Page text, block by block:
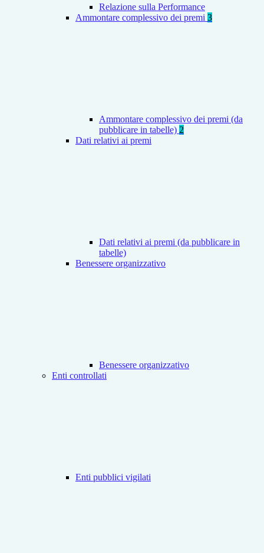
Relazione sulla Performance
Ammontare complessivo dei premi 3
Ammontare complessivo dei premi (da
pubblicare in tabelle) 2
Dati relativi ai premi
Dati relativi ai premi (da pubblicare in
tabelle)
Benessere organizzativo
Benessere organizzativo
Enti controllati
Enti pubblici vigilati